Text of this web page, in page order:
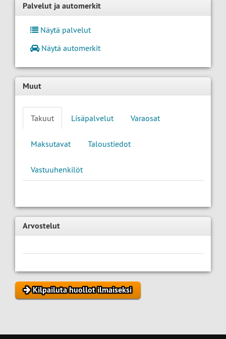
Palvelut ja automerkit
Näytä palvelut
Näytä automerkit
Muut
Takuut Lisäpalvelut Varaosat
Maksutavat Taloustiedot
Vastuuhenkilöt
Arvostelut
Kilpailuta huollot ilmaiseksi